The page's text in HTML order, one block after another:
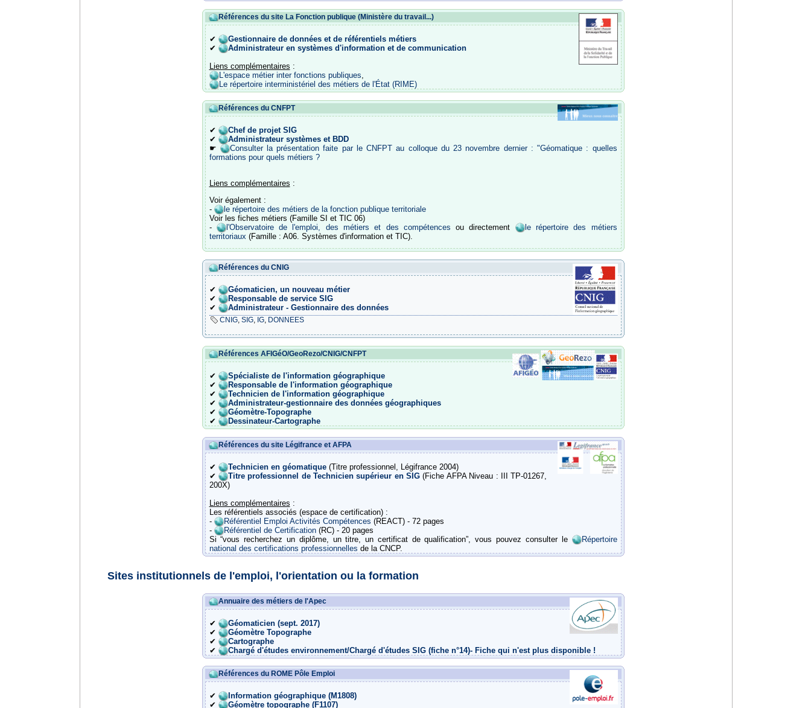
Références du site La Fonction publique (Ministère du travail...)
✔
Gestionnaire de données et de référentiels métiers
✔
Administrateur en systèmes d'information et de communication
Liens complémentaires :
L'espace métier inter fonctions publiques,
Le répertoire interministériel des métiers de l'État (RIME)
Références du CNFPT
✔
Chef de projet SIG
✔
Administrateur systèmes et BDD
☛
Consulter la présentation faite par le CNFPT au colloque du 23 novembre dernier : "Géomatique : quelles
formations pour quels métiers ?
Liens complémentaires :
Voir également :
-
le répertoire des métiers de la fonction publique territoriale
Voir les fiches métiers (Famille SI et TIC 06)
-
l'Observatoire de l'emploi, des métiers et des compétences ou directement
le répertoire des métiers
territoriaux (Famille : A06. Systèmes d'information et TIC).
Références du CNIG
✔
Géomaticien, un nouveau métier
✔
Responsable de service SIG
✔
Administrateur - Gestionnaire des données
CNIG, SIG, IG, DONNEES
Références AFIGéO/GeoRezo/CNIG/CNFPT
✔
Spécialiste de l'information géographique
✔
Responsable de l'information géographique
✔
Technicien de l'information géographique
✔
Administrateur-gestionnaire des données géographiques
✔
Géomètre-Topographe
✔
Dessinateur-Cartographe
Références du site Légifrance et AFPA
✔ Technicien en géomatique (Titre professionnel, Légifrance 2004)
✔
Titre professionnel de Technicien supérieur en SIG (Fiche AFPA Niveau : III TP-01267,
200X)
Liens complémentaires :
Les référentiels associés (espace de certification) :
-
Référentiel Emploi Activités Compétences (REACT) - 72 pages
-
Référentiel de Certification(RC) - 20 pages
Si “vous recherchez un diplôme, un titre, un certificat de qualification”, vous pouvez consulter le
Répertoire
national des certifications professionnelles de la CNCP.
Sites institutionnels de l'emploi, l'orientation ou la formation
Annuaire des métiers de l'Apec
✔
Géomaticien (sept. 2017)
✔
Géomètre Topographe
✔
Cartographe
✔
Chargé d'études environnement/Chargé d'études SIG (fiche n°14)- Fiche qui n'est plus disponible !
Références du ROME Pôle Emploi
✔
Information géographique (M1808)
✔
Géomètre topographe (F1107)